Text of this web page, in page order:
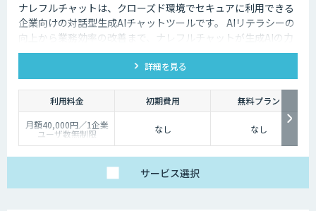
ナレフルチャットは、クローズド環境でセキュアに利用できる
企業向けの対話型生成AIチャットツールです。 AIリテラシーの
向上から業務効率の改善まで、ナレフルチャットが生成AIの力
を最大限に引き出し、生成AI活用をトータルでサポートしま
詳細を見る
利用料金 初期費用
無料プラン
月額40,000円／1企業
ユーザ数無制限 なし なし
サービス選択